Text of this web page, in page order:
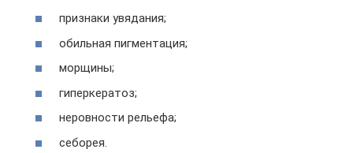
признаки увядания;
обильная пигментация;
морщины;
гиперкератоз;
неровности рельефа;
себорея.